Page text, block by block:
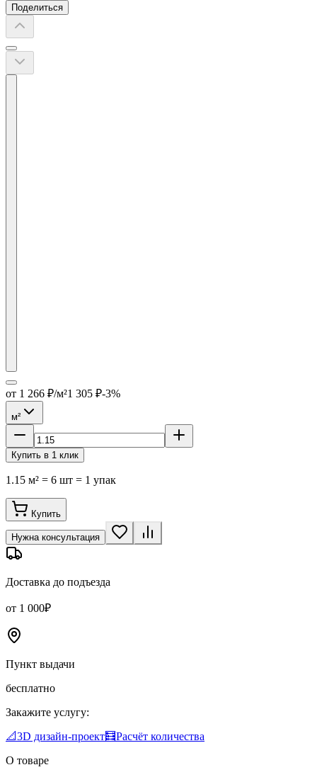
Поделиться
от 1 266 ₽/м²1 305 ₽-3%
м²
Купить в 1 клик
1.15 м² = 6 шт = 1 упак
Купить
Нужна консультация
Доставка до подъезда
от 1 000₽
Пункт выдачи
бесплатно
Закажите услугу:
📐3D дизайн-проект🧮Расчёт количества
О товаре